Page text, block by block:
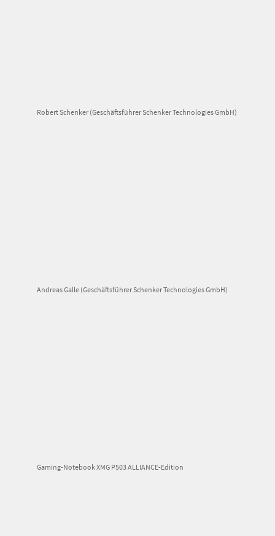
Robert Schenker (Geschäftsführer Schenker Technologies GmbH)
Andreas Galle (Geschäftsführer Schenker Technologies GmbH)
Gaming-Notebook XMG P503 ALLIANCE-Edition